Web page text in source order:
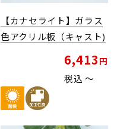
【カナセライト】ガラス
色アクリル板（キャスト)
6,413
税込 〜